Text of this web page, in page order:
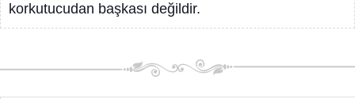
korkutucudan başkası değildir.